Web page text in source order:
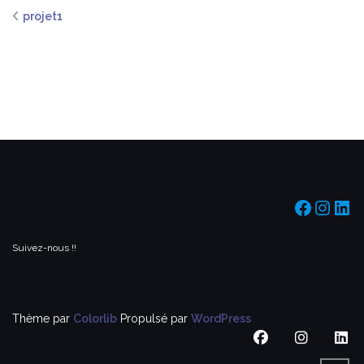
projet1
Suivez-nous !!
Thème par Colorlib Propulsé par WordPress